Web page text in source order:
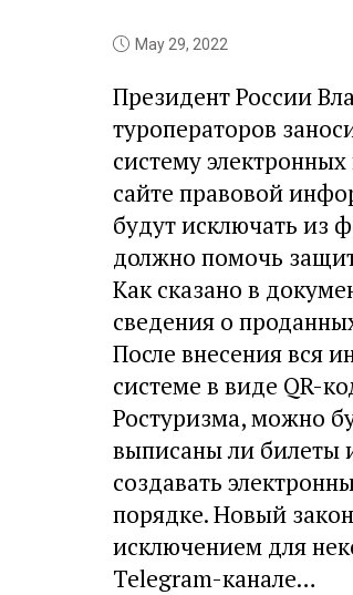
May 29, 2022
Президент России
туроператоров
систему
сайте правовой
будут исключать из
должно помочь
Как сказано в
сведения о
После внесения вся
системе в виде QR-
Ростуризма, можно
выписаны ли билеты
создавать
порядке. Новый закон
исключением для
Telegram-канале…